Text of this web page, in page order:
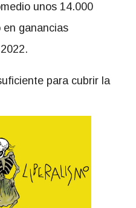
unos 14.000
en ganancias
para cubrir la